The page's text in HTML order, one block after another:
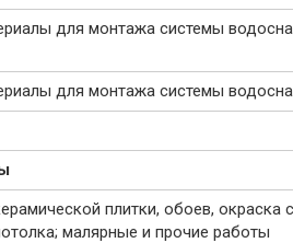
для монтажа системы
для монтажа системы
плитки, обоев, окраска
малярные и прочие работы